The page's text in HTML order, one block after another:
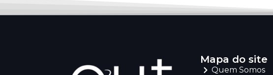
Mapa do site
Quem Somos